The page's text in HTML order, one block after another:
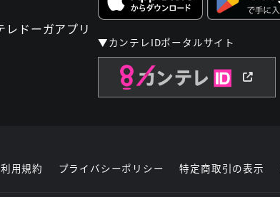
▼カンテレIDポータルサイト
利用規約 プライバシーポリシー 特定商取引の表示